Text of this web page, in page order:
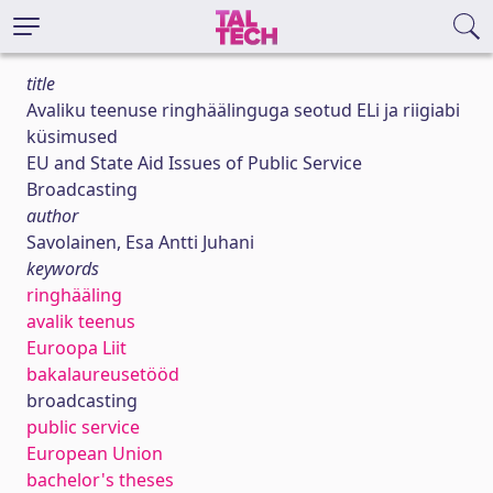
title
Avaliku teenuse ringhäälinguga seotud ELi ja riigiabi
küsimused
EU and State Aid Issues of Public Service
Broadcasting
author
Savolainen, Esa Antti Juhani
keywords
ringhääling
avalik teenus
Euroopa Liit
bakalaureusetööd
broadcasting
public service
European Union
bachelor's theses